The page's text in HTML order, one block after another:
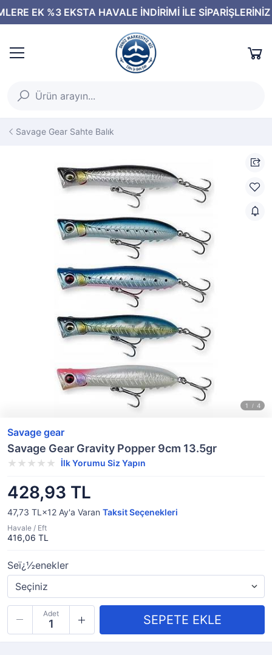
Savage Gear Sahte Balık
Savage gear
Savage Gear Gravity Popper 9cm 13.5gr
İlk Yorumu Siz Yapın
428,93 TL
47,73 TL×12 Ay'a Varan Taksit Seçenekleri
Havale / Eft
416,06 TL
Seï¿½enekler
Adet